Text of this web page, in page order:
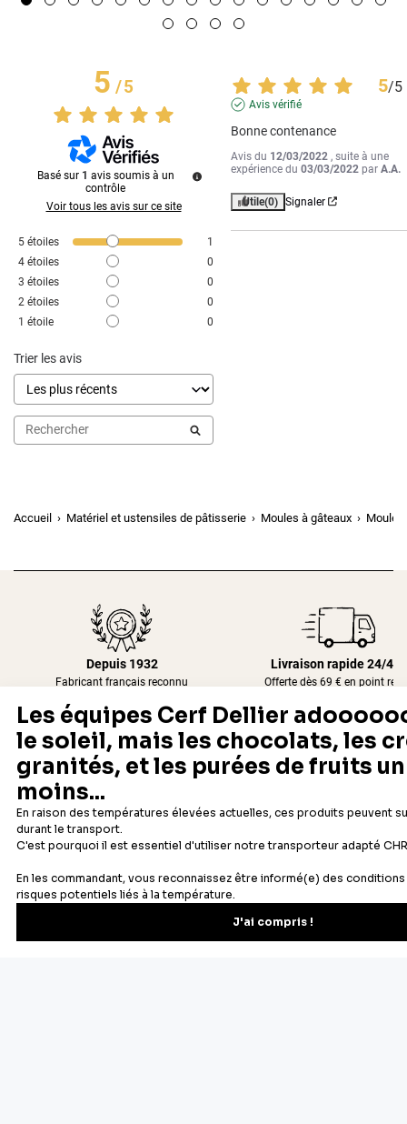
5/5
Basé sur 1 avis soumis à un
contrôle
Voir tous les avis sur ce site
5 étoiles
1
4 étoiles
0
3 étoiles
0
2 étoiles
0
1 étoile 0
Trier les avis
5/5
Avis vérifié
Bonne contenance
Avis du 12/03/2022 , suite à une
expérience du03/03/2022 parA.A.
Utile(0) Signaler
Accueil Matériel et ustensiles de pâtisserie Moules à gâteaux Moule
Depuis 1932
Fabricant français reconnu
Livraison rapide 24/48h
Offerte dès 69 € en point
Newsletter
Recevez les recettes, astuces et offres spéciales.
S'inscrire